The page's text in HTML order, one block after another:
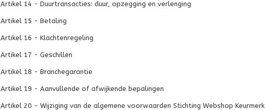
Artikel 14 - Duurtransacties: duur, opzegging en verlenging
Artikel 15 - Betaling
Artikel 16 - Klachtenregeling
Artikel 17 - Geschillen
Artikel 18 - Branchegarantie
Artikel 19 - Aanvullende of afwijkende bepalingen
Artikel 20 - Wijziging van de algemene voorwaarden Stichting Webshop Keurmerk